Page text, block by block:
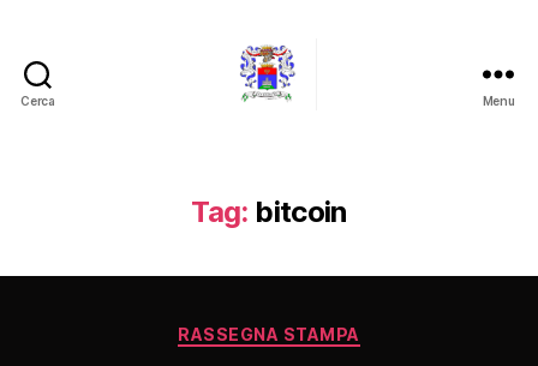
Cerca
Conte
Menu
Tag: bitcoin
Categorie
RASSEGNA STAMPA